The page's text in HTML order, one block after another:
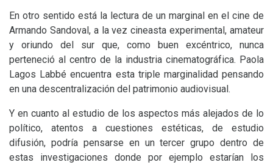
En otro sentido está la lectura de un marginal en el cine de
Armando Sandoval, a la vez cineasta experimental, amateur
y oriundo del sur que, como buen excéntrico, nunca
perteneció al centro de la industria cinematográfica. Paola
Lagos Labbé encuentra esta triple marginalidad pensando
en una descentralización del patrimonio audiovisual.
Y en cuanto al estudio de los aspectos más alejados de lo
político, atentos a cuestiones estéticas, de estudio
difusión, podría pensarse en un tercer grupo dentro de
estas investigaciones donde por ejemplo estarían los